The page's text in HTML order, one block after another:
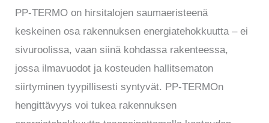
PP-TERMO on hirsitalojen saumaeristeenä
keskeinen osa rakennuksen energiatehokkuutta – ei
sivuroolissa, vaan siinä kohdassa rakenteessa,
jossa ilmavuodot ja kosteuden hallitsematon
siirtyminen tyypillisesti syntyvät. PP-TERMOn
hengittävyys voi tukea rakennuksen